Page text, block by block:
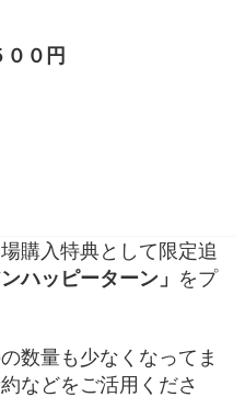
０円
購入特典として限定追
ンハッピーターン」 をプ
数量も少なくなってま
などをご活用くださ